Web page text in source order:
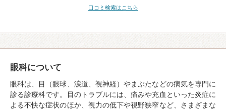
口コミ検索はこちら
眼科について
眼科は、目（眼球、涙道、視神経）やまぶたなどの病気を専門に
診る診療科です。目のトラブルには、痛みや充血といった炎症に
よる不快な症状のほか、視力の低下や視野狭窄など、さまざまな